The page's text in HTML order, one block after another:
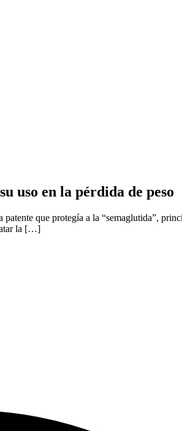
uso en la pérdida de peso
que protegía a la “semaglutida”,
la […]